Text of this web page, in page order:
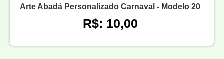
Arte Abadá Personalizado Carnaval - Modelo 20
R$: 10,00